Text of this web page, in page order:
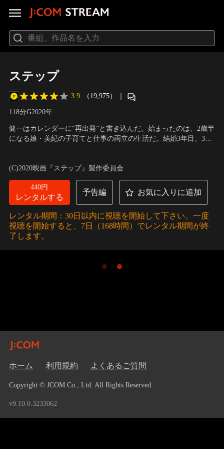
ステップ
3.9 （19,975） ｜
118分G2020年
健一はカレンダーに“再出発”と書き込んだ。始まったのは、2歳半
になる娘・美紀の子育てと仕事の両立の生活だ。結婚3年目、30
うまくいかないことだらけの毎日に揉まれていた。いろんな経験
をして、いろんな人に出会って、少しずつ一歩一歩前へ…。
(C)2020映画『ステップ』製作委員会
440円
レンタルする
予告編 お気に入りに追加
レンタル期間：30日以内に視聴を開始して下さい。一度
視聴を開始すると、7日（168時間）でレンタル期間が終
了します。
ホーム 利用規約 よくあるご質問
Copyright © JCOM Co., Ltd. All Rights Reserved.
v9.10.0.3233062